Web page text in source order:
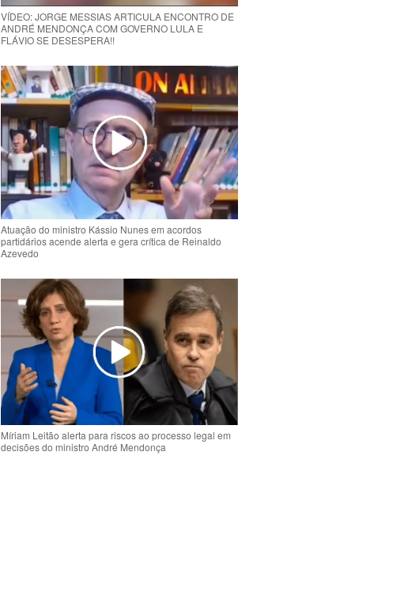
VÍDEO: JORGE MESSIAS ARTICULA ENCONTRO DE
ANDRÉ MENDONÇA COM GOVERNO LULA E
FLÁVIO SE DESESPERA!!
Atuação do ministro Kássio Nunes em acordos
partidários acende alerta e gera crítica de Reinaldo
Azevedo
Míriam Leitão alerta para riscos ao processo legal em
decisões do ministro André Mendonça